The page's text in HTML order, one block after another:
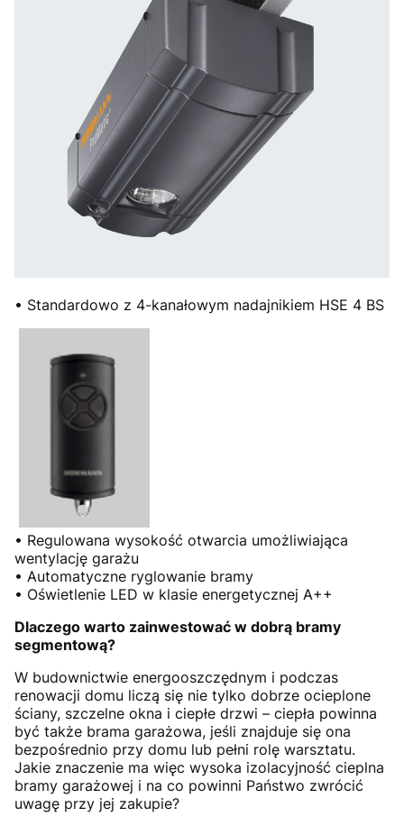
• Standardowo z 4-kanałowym nadajnikiem HSE 4 BS
• Regulowana wysokość otwarcia umożliwiająca
wentylację garażu
• Automatyczne ryglowanie bramy
• Oświetlenie LED w klasie energetycznej A++
Dlaczego warto zainwestować w dobrą bramy
segmentową?
W budownictwie energooszczędnym i podczas
renowacji domu liczą się nie tylko dobrze ocieplone
ściany, szczelne okna i ciepłe drzwi – ciepła powinna
być także brama garażowa, jeśli znajduje się ona
bezpośrednio przy domu lub pełni rolę warsztatu.
Jakie znaczenie ma więc wysoka izolacyjność cieplna
bramy garażowej i na co powinni Państwo zwrócić
uwagę przy jej zakupie?